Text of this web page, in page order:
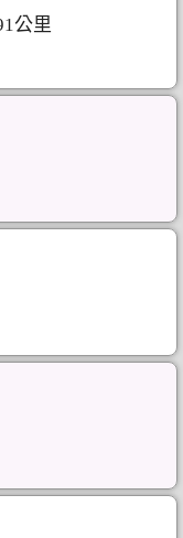
公里